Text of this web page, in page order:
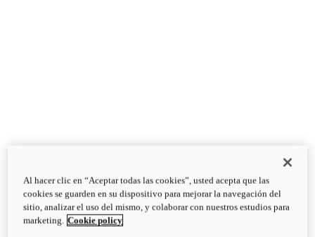
Diavel
V4
Diavel V4
Al hacer clic en “Aceptar todas las cookies”, usted acepta que las
cookies se guarden en su dispositivo para mejorar la navegación del
sitio, analizar el uso del mismo, y colaborar con nuestros estudios para
marketing. Cookie policy